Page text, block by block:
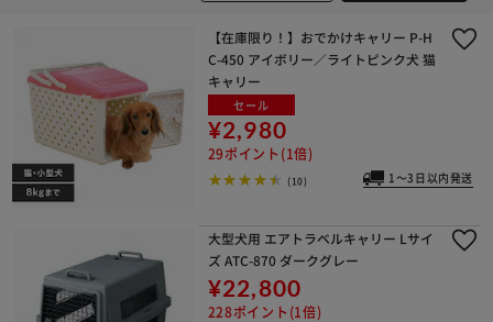
【在庫限り！】おでかけキャリー P-H
C-450 アイボリー／ライトピンク犬 猫
キャリー
セール
¥2,980
29ポイント(1倍)
(10) 1～3日以内発送
大型犬用 エアトラベルキャリー Lサイ
ズ ATC-870 ダークグレー
¥22,800
228ポイント(1倍)